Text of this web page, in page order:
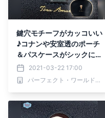
鍵穴モチーフがカッコいい
♪コナンや安室透のポーチ
＆パスケースがシックに登
場
2021-03-22 17:00
パーフェクト・ワールド株式会社